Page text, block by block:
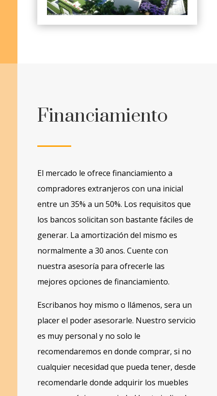
Financiamiento
El mercado le ofrece financiamiento a
compradores extranjeros con una inicial
entre un 35% a un 50%. Los requisitos que
los bancos solicitan son bastante fáciles de
generar. La amortización del mismo es
normalmente a 30 anos. Cuente con
nuestra asesoría para ofrecerle las
mejores opciones de financiamiento.
Escribanos hoy mismo o llámenos, sera un
placer el poder asesorarle. Nuestro servicio
es muy personal y no solo le
recomendaremos en donde comprar, si no
cualquier necesidad que pueda tener, desde
recomendarle donde adquirir los muebles